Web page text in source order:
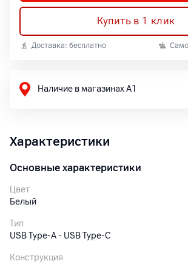
Купить в 1 клик
Доставка: бесплатно
Наличие в магазинах А1
Характеристики
Основные характеристики
Цвет
Белый
Тип
USB Type-A - USB Type-C
Конструкция